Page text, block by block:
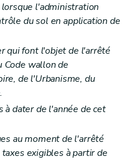
l'administration
du sol en application de
qui font l'objet de l'arrêté
Code wallon de
de l'Urbanisme, du
à dater de l'année de cet
au moment de l'arrêté
exigibles à partir de